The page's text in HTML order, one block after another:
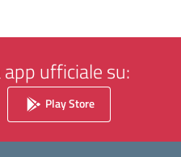
ufficiale su:
Play Store